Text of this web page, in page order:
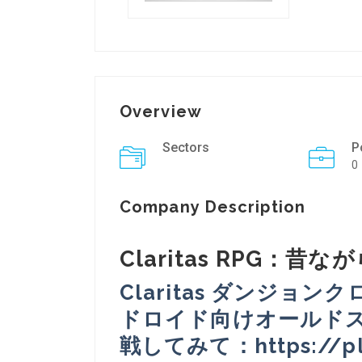
Overview
Sectors
0
Company Description
Claritas RPG：昔なが
Claritas ダンジョンク
ドロイド向けオールド
戦してみて：https://